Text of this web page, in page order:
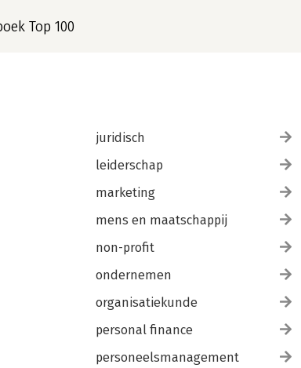
Top 100
juridisch
leiderschap
marketing
mens en maatschappij
non-profit
ondernemen
organisatiekunde
personal finance
personeelsmanagement